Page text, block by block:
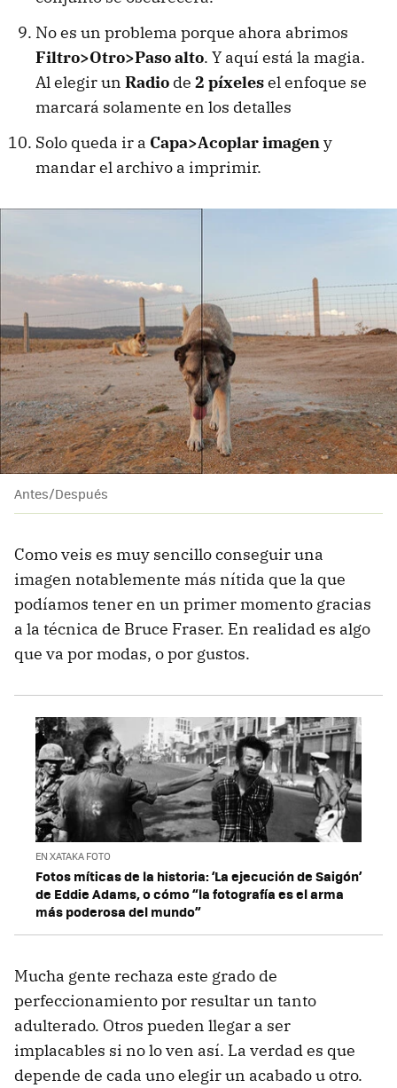
No es un problema porque ahora abrimos
Filtro>Otro>Paso alto. Y aquí está la magia.
Al elegir un Radio de 2 píxelesel enfoque se
marcará solamente en los detalles
Solo queda ir a Capa>Acoplar imageny
mandar el archivo a imprimir.
Antes/Después
Como veis es muy sencillo conseguir una
imagen notablemente más nítida que la que
podíamos tener en un primer momento gracias
a la técnica de Bruce Fraser. En realidad es algo
que va por modas, o por gustos.
EN XATAKA FOTO
Fotos míticas de la historia: ‘La ejecución de Saigón’
de Eddie Adams, o cómo “la fotografía es el arma
más poderosa del mundo”
Mucha gente rechaza este grado de
perfeccionamiento por resultar un tanto
adulterado. Otros pueden llegar a ser
implacables si no lo ven así. La verdad es que
depende de cada uno elegir un acabado u otro.